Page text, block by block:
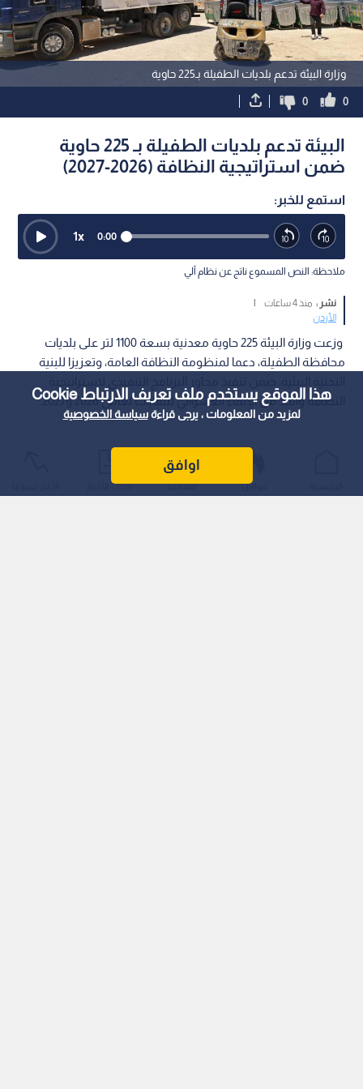
هذا الموقع يستخدم ملف تعريف الارتباط Cookie
لمزيد من المعلومات ، يرجى قراءةسياسة الخصوصية
اوافق
وزارة البيئة تدعم بلديات الطفيلة بـ225 حاوية
0
0
البيئة تدعم بلديات الطفيلة بـ 225 حاوية
ضمن استراتيجية النظافة (2026-2027)
استمع للخبر:
0:00
1x
ملاحظة: النص المسموع ناتج عن نظام آلي
نشر : منذ 4 ساعات
|
الأردن
وزعت وزارة البيئة 225 حاوية معدنية بسعة 1100 لتر على بلديات
محافظة الطفيلة، دعما لمنظومة النظافة العامة، وتعزيزا للبنية
النظافة والحد من الإلقاء العشوائي للنفايات لعامي 2026 و2027.
عواجل المباشر أحدث الأخبار